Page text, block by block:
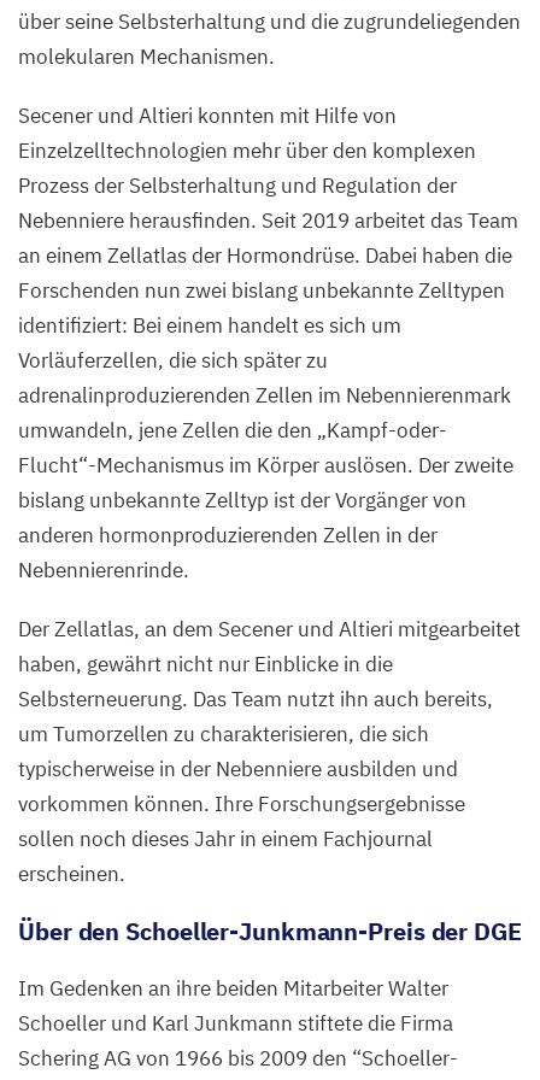
Kerim
Secener,
MDC
über seine Selbsterhaltung und die zugrundeliegenden
molekularen Mechanismen.
Secener und Altieri konnten mit Hilfe von
Einzelzelltechnologien mehr über den komplexen
Prozess der Selbsterhaltung und Regulation der
Nebenniere herausfinden. Seit 2019 arbeitet das Team
an einem Zellatlas der Hormondrüse. Dabei haben die
Forschenden nun zwei bislang unbekannte Zelltypen
identifiziert: Bei einem handelt es sich um
Vorläuferzellen, die sich später zu
adrenalinproduzierenden Zellen im Nebennierenmark
umwandeln, jene Zellen die den „Kampf-oder-
Flucht“-Mechanismus im Körper auslösen. Der zweite
bislang unbekannte Zelltyp ist der Vorgänger von
anderen hormonproduzierenden Zellen in der
Nebennierenrinde.
Der Zellatlas, an dem Secener und Altieri mitgearbeitet
haben, gewährt nicht nur Einblicke in die
Selbsterneuerung. Das Team nutzt ihn auch bereits,
um Tumorzellen zu charakterisieren, die sich
typischerweise in der Nebenniere ausbilden und
vorkommen können. Ihre Forschungsergebnisse
sollen noch dieses Jahr in einem Fachjournal
erscheinen.
Über den Schoeller-Junkmann-Preis der DGE
Im Gedenken an ihre beiden Mitarbeiter Walter
Schoeller und Karl Junkmann stiftete die Firma
ScheringAG von 1966 bis 2009 den “Schoeller-